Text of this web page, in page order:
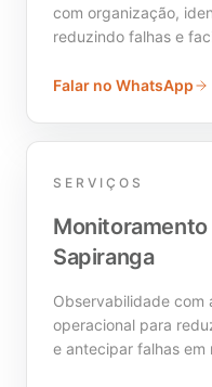
com organização,
reduzindo falhas e
Falar no WhatsApp
SERVIÇOS
Monitoramento
Sapiranga
Observabilidade com
operacional para
e antecipar falhas em